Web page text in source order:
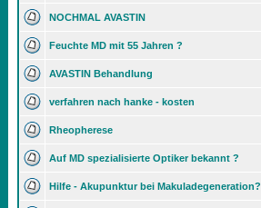
NOCHMAL AVASTIN
Feuchte MD mit 55 Jahren ?
AVASTIN Behandlung
verfahren nach hanke - kosten
Rheopherese
Auf MD spezialisierte Optiker bekannt ?
Hilfe - Akupunktur bei Makuladegeneration?